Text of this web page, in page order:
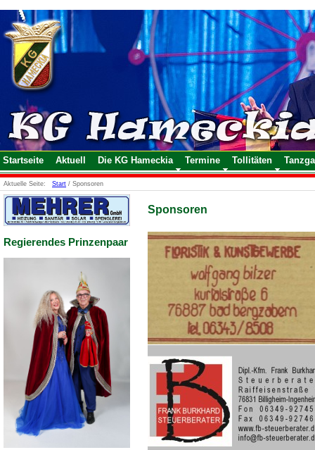
Startseite Aktuell Die KG Hameckia Termine Tollitäten
Aktuelle Seite: Start / Sponsoren
Regierendes Prinzenpaar
Sponsoren